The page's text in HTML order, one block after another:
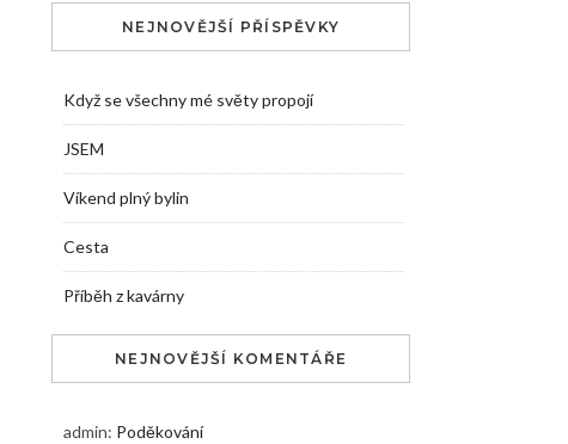
NEJNOVĚJŠÍ PŘÍSPĚVKY
Když se všechny mé světy propojí
JSEM
Víkend plný bylin
Cesta
Příběh z kavárny
NEJNOVĚJŠÍ KOMENTÁŘE
admin: Poděkování